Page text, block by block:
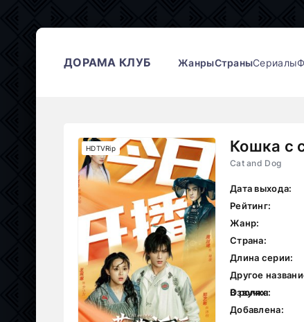
ДОРАМА КЛУБ ЖанрыСтраныСериалы
Кошка с
Cat and Dog
HDTVRip
Дата выхода:
Рейтинг:
Жанр:
Страна:
Длина серии:
Другое
В ролях:
Озвучка:
Добавлена: